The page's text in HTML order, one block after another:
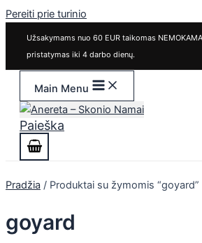
Pereiti prie turinio
Užsakymams nuo 60 EUR taikomas
pristatymas iki 4 darbo dienų.
Main Menu
Paieška
Pradžia / Produktai su žymomis “goyard”
goyard